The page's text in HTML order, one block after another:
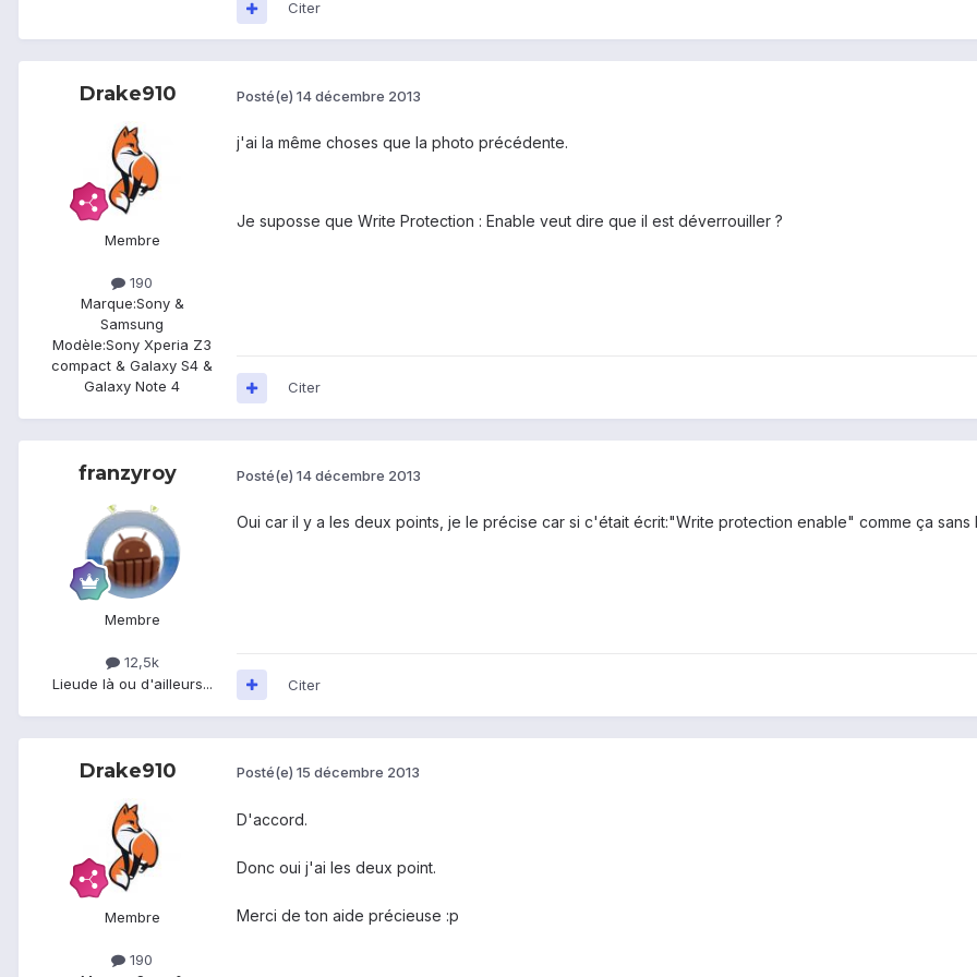
Citer
Drake910
Membre
190
Marque:Sony &
Samsung
Modèle:Sony Xperia Z3
compact & Galaxy S4 &
Galaxy Note 4
Posté(e) 14 décembre 2013
j'ai la même choses que la photo précédente.
Je suposse que Write Protection : Enable veut dire que il est déverrouiller ?
Citer
franzyroy
Membre
12,5k
Lieude là ou d'ailleurs...
Posté(e) 14 décembre 2013
Oui car il y a les deux points, je le précise car si c'était écrit:"Write protection enable" comme ça
Citer
Drake910
Membre
190
Posté(e) 15 décembre 2013
D'accord.
Donc oui j'ai les deux point.
Merci de ton aide précieuse :p